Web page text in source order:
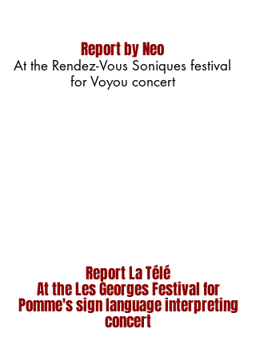
Report by Neo
At the Rendez-Vous Soniques festival
for Voyou concert
Report La Télé
At the Les Georges Festival for
Pomme's sign language interpreting
concert